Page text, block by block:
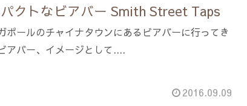
クトなビアバー Smith Street Taps
ポールのチャイナタウンにあるビアバーに行ってき
アバー、イメージとして....
2016.09.09